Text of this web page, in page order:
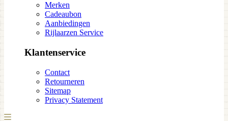
Merken
Cadeaubon
Aanbiedingen
Rijlaarzen Service
Klantenservice
Contact
Retourneren
Sitemap
Privacy Statement